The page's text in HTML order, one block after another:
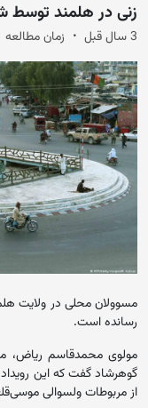
زنی در هلمند
3 سال قبل زمان مطالعه 1 دقیقه
مسوولان محلی در ولایت
رسانده است.
مولوی محمدقاسم ریاض،
از مربوطات ولسوالی